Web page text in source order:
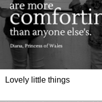
Lovely little things